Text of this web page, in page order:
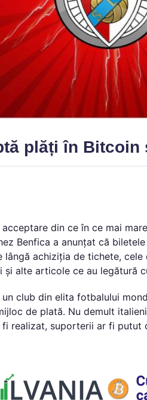
plăți în Bitcoin
din ce în ce mai
Benfica a anunțat că
lângă achiziția de tichete,
și alte articole ce au legătură
club din elita fotbalului
de plată. Nu demult
realizat, suporterii ar fi putut